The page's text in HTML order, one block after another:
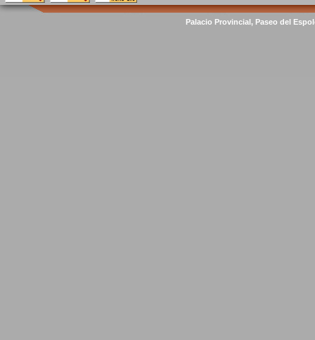
Palacio Provincial, Paseo del